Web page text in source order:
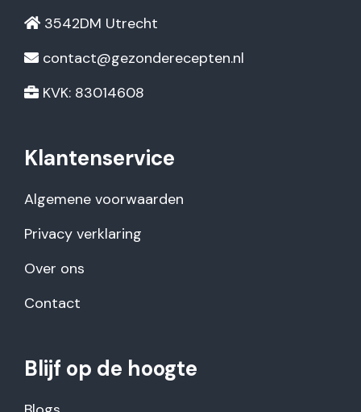
3542DM Utrecht
contact@gezonderecepten.nl
KVK: 83014608
Klantenservice
Algemene voorwaarden
Privacy verklaring
Over ons
Contact
Blijf op de hoogte